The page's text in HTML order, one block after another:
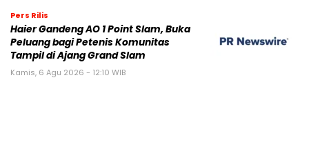
Pers Rilis
Haier Gandeng AO 1 Point Slam, Buka
Peluang bagi Petenis Komunitas
Tampil di Ajang Grand Slam
Kamis, 6 Agu 2026 - 12:10 WIB